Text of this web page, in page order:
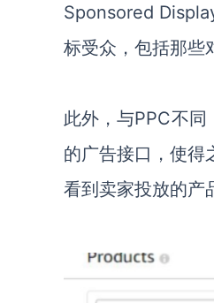
Sponsored
标受众，包括那些
此外，与PPC不
的广告接口，使得
看到卖家投放的产